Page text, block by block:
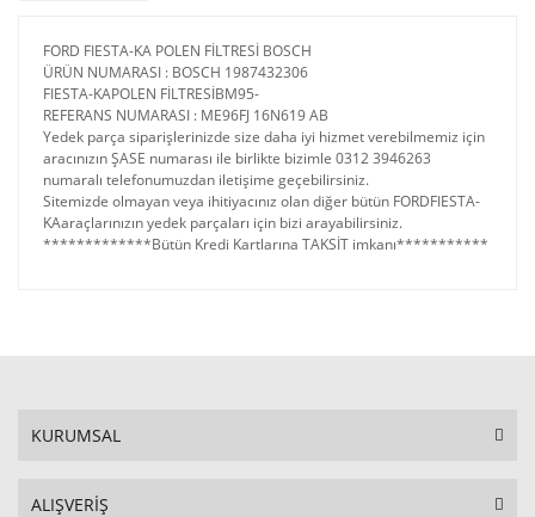
FORD FIESTA-KA POLEN FİLTRESİ BOSCH
ÜRÜN NUMARASI : BOSCH 1987432306
FIESTA-KAPOLEN FİLTRESİBM95-
REFERANS NUMARASI : ME96FJ 16N619 AB
Yedek parça siparişlerinizde size daha iyi hizmet verebilmemiz için
aracınızın ŞASE numarası ile birlikte bizimle 0312 3946263
numaralı telefonumuzdan iletişime geçebilirsiniz.
Sitemizde olmayan veya ihitiyacınız olan diğer bütün FORDFIESTA-
KAaraçlarınızın yedek parçaları için bizi arayabilirsiniz.
*************Bütün Kredi Kartlarına TAKSİT imkanı***********
KURUMSAL
ALIŞVERİŞ